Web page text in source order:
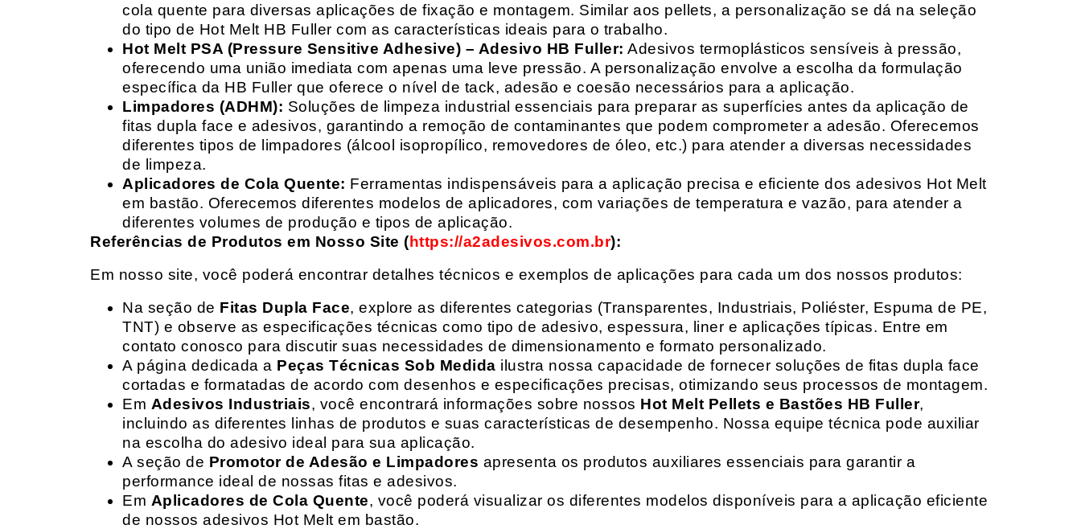
cola quente para diversas aplicações de fixação e montagem. Similar aos pellets, a personalização se dá na seleção
do tipo de Hot Melt HB Fuller com as características ideais para o trabalho.
Hot Melt PSA (Pressure Sensitive Adhesive) – Adesivo HB Fuller: Adesivos termoplásticos sensíveis à pressão,
oferecendo uma união imediata com apenas uma leve pressão. A personalização envolve a escolha da formulação
específica da HB Fuller que oferece o nível de tack, adesão e coesão necessários para a aplicação.
Limpadores (ADHM): Soluções de limpeza industrial essenciais para preparar as superfícies antes da aplicação de
fitas dupla face e adesivos, garantindo a remoção de contaminantes que podem comprometer a adesão. Oferecemos
diferentes tipos de limpadores (álcool isopropílico, removedores de óleo, etc.) para atender a diversas necessidades
de limpeza.
Aplicadores de Cola Quente: Ferramentas indispensáveis para a aplicação precisa e eficiente dos adesivos Hot Melt
em bastão. Oferecemos diferentes modelos de aplicadores, com variações de temperatura e vazão, para atender a
diferentes volumes de produção e tipos de aplicação.
Referências de Produtos em Nosso Site (https://a2adesivos.com.br):
Em nosso site, você poderá encontrar detalhes técnicos e exemplos de aplicações para cada um dos nossos produtos:
Na seção de Fitas Dupla Face, explore as diferentes categorias (Transparentes, Industriais, Poliéster, Espuma de PE,
TNT) e observe as especificações técnicas como tipo de adesivo, espessura, liner e aplicações típicas. Entre em
contato conosco para discutir suas necessidades de dimensionamento e formato personalizado.
A página dedicada a Peças Técnicas Sob Medida ilustra nossa capacidade de fornecer soluções de fitas dupla face
cortadas e formatadas de acordo com desenhos e especificações precisas, otimizando seus processos de montagem.
Em Adesivos Industriais, você encontrará informações sobre nossos Hot Melt Pellets e Bastões HB Fuller,
incluindo as diferentes linhas de produtos e suas características de desempenho. Nossa equipe técnica pode auxiliar
na escolha do adesivo ideal para sua aplicação.
A seção de Promotor de Adesão e Limpadores apresenta os produtos auxiliares essenciais para garantir a
performance ideal de nossas fitas e adesivos.
Em Aplicadores de Cola Quente, você poderá visualizar os diferentes modelos disponíveis para a aplicação eficiente
de nossos adesivos Hot Melt em bastão.